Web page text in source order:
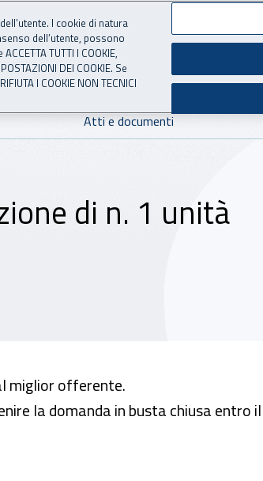
Atti e documenti
di n. 1 unità
miglior offerente.
la domanda in busta chiusa entro
I cookie di natura
dell’utente, possono
TUTTI I COOKIE,
DEI COOKIE. Se
I COOKIE NON TECNICI